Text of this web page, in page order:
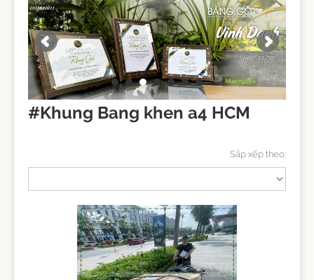
#Khung Bang khen a4 HCM
Sắp xếp theo: